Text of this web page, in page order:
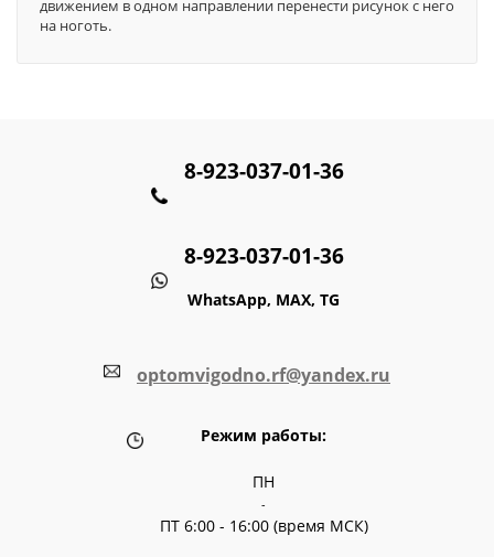
движением в одном направлении перенести рисунок с него
на ноготь.
8-923-037-01-36
8-923-037-01-36
WhatsApp, MAX, TG
optomvigodno.rf@yandex.ru
Режим работы:
ПН
-
ПТ 6:00 - 16:00 (время МСК)